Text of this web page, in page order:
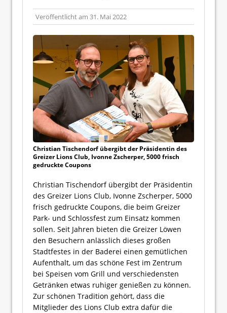
Veröffentlicht am 31. Mai 2022
Christian Tischendorf übergibt der Präsidentin des
Greizer Lions Club, Ivonne Zscherper, 5000 frisch
gedruckte Coupons
Christian Tischendorf übergibt der Präsidentin
des Greizer Lions Club, Ivonne Zscherper, 5000
frisch gedruckte Coupons, die beim Greizer
Park- und Schlossfest zum Einsatz kommen
sollen. Seit Jahren bieten die Greizer Löwen
den Besuchern anlässlich dieses großen
Stadtfestes in der Baderei einen gemütlichen
Aufenthalt, um das schöne Fest im Zentrum
bei Speisen vom Grill und verschiedensten
Getränken etwas ruhiger genießen zu können.
Zur schönen Tradition gehört, dass die
Mitglieder des Lions Club extra dafür die